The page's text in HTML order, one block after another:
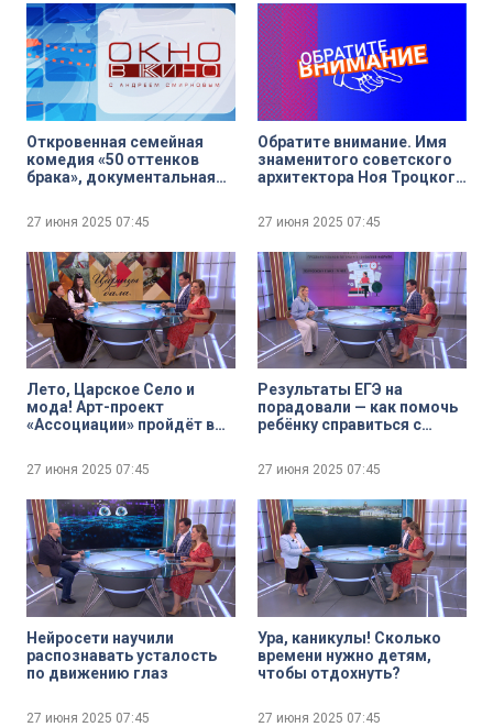
Откровенная семейная
комедия «50 оттенков
брака», документальная
альманах «Че о че» —
короткометражного кино
Московского
Художественного театра.
Сериальные премьеры
этой недели
27 июня 2025 07:45
Обратите внимание. Имя
знаменитого советского
архитектора Ноя Троцкого
27 июня 2025 07:45
Лето, Царское Село и
мода! Арт-проект
«Ассоциации» пройдёт в
27 июня 2025 07:45
Результаты ЕГЭ на
порадовали — как помочь
ребёнку справиться с
27 июня 2025 07:45
Нейросети научили
распознавать усталость
по движению глаз
27 июня 2025 07:45
Ура, каникулы! Сколько
времени нужно детям,
чтобы отдохнуть?
27 июня 2025 07:45